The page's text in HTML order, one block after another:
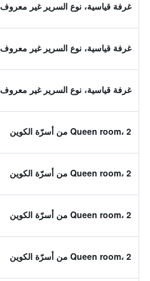
غرفة قياسية، نوع السرير غير معروف
غرفة قياسية، نوع السرير غير معروف
غرفة قياسية، نوع السرير غير معروف
Queen room، 2 من أسرّة الكوين
Queen room، 2 من أسرّة الكوين
Queen room، 2 من أسرّة الكوين
Queen room، 2 من أسرّة الكوين